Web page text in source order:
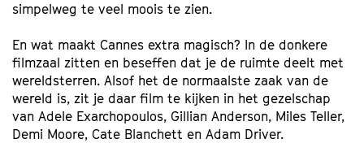
simpelweg te veel moois te zien.
​En wat maakt Cannes extra magisch? In de donkere
filmzaal zitten en beseffen dat je de ruimte deelt met
wereldsterren. Alsof het de normaalste zaak van de
wereld is, zit je daar film te kijken in het gezelschap
van Adele Exarchopoulos, Gillian Anderson, Miles Teller,
Demi Moore, Cate Blanchett en Adam Driver.